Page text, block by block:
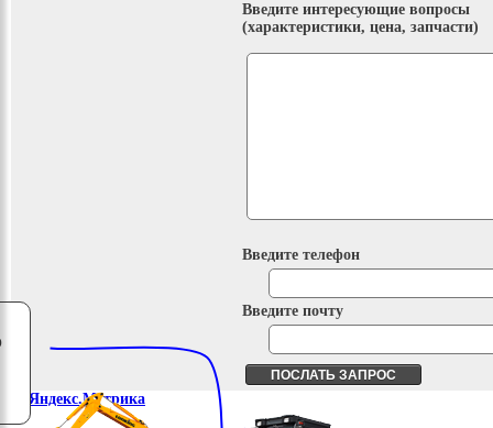
Введите интересующие вопросы
(характеристики, цена, запчасти)
Введите телефон
Введите почту